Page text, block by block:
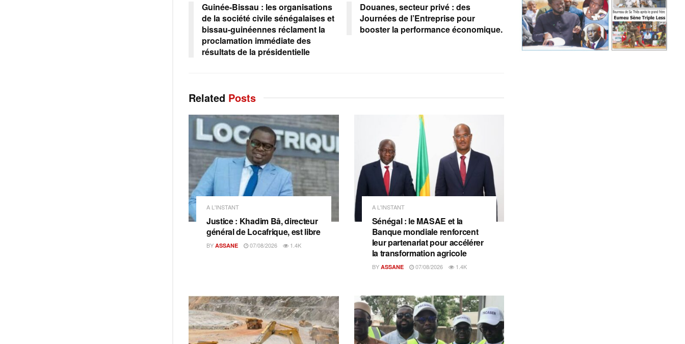
Guinée-Bissau : les organisations
de la société civile sénégalaises et
bissau-guinéennes réclament la
proclamation immédiate des
résultats de la présidentielle
‎Douanes, secteur privé : des
Journées de l’Entreprise pour
booster la performance économique.
Related Posts
A L'INSTANT
Justice : Khadim Bâ, directeur
général de Locafrique, est libre
BY ASSANE 07/08/2026 1.4K
A L'INSTANT
Sénégal : le MASAE et la
Banque mondiale renforcent
leur partenariat pour accélérer
la transformation agricole
BY ASSANE 07/08/2026 1.4K